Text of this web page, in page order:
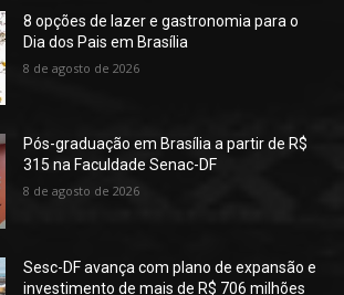
8 opções de lazer e gastronomia para o
Dia dos Pais em Brasília
8 de agosto de 2026
Pós-graduação em Brasília a partir de R$
315 na Faculdade Senac-DF
8 de agosto de 2026
Sesc-DF avança com plano de expansão e
investimento de mais de R$ 706 milhões